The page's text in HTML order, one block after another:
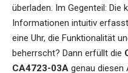
überladen. Im Gegenteil:
Informationen intuitiv
eine Uhr, die Funktionalität
beherrscht? Dann erfüllt die
CA4723-03A genau diesen